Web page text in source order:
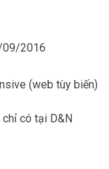
09/2016
(web tùy biến)
chỉ có tại D&N